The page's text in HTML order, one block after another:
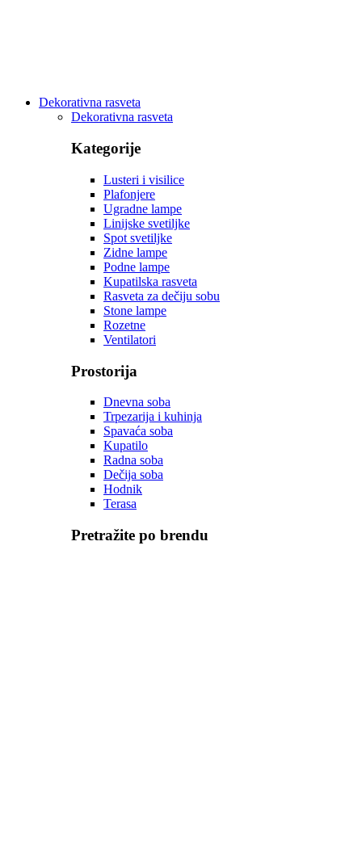
Dekorativna rasveta
Dekorativna rasveta
Kategorije
Lusteri i visilice
Plafonjere
Ugradne lampe
Linijske svetiljke
Spot svetiljke
Zidne lampe
Podne lampe
Kupatilska rasveta
Rasveta za dečiju sobu
Stone lampe
Rozetne
Ventilatori
Prostorija
Dnevna soba
Trpezarija i kuhinja
Spavaća soba
Kupatilo
Radna soba
Dečija soba
Hodnik
Terasa
Pretražite po brendu